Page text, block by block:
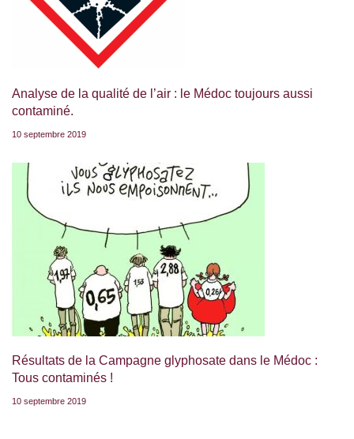
Analyse de la qualité de l’air : le Médoc toujours aussi
contaminé.
10 septembre 2019
Résultats de la Campagne glyphosate dans le Médoc :
Tous contaminés !
10 septembre 2019